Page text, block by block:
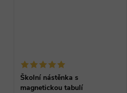
Školní nástěnka s
magnetickou tabulí